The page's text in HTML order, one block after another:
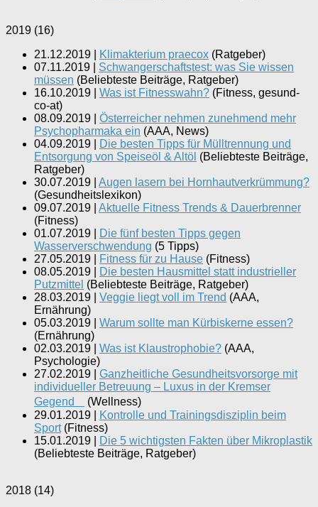
2019 (16)
21.12.2019
Klimakterium praecox (Ratgeber)
07.11.2019
Schwangerschaftstest: was Sie wissen
müssen (Beliebteste Beiträge, Ratgeber)
16.10.2019
Was ist Fitnesswahn? (Fitness, gesund-
co-at)
08.09.2019
Österreicher nehmen zunehmend mehr
Psychopharmaka ein (AAA, News)
04.09.2019
Die besten Tipps für Mülltrennung und
Entsorgung von Speiseöl & Altöl (Beliebteste Beiträge,
Ratgeber)
30.07.2019
Augen lasern bei Hornhautverkrümmung?
(Gesundheitslexikon)
09.07.2019
Aktuelle Fitness Trends & Dauerbrenner
(Fitness)
01.07.2019
Die fünf besten Tipps gegen
Wasserverschwendung (5 Tipps)
27.05.2019
Fitness für zu Hause (Fitness)
08.05.2019
Die besten Hausmittel statt industrieller
Putzmittel (Beliebteste Beiträge, Ratgeber)
28.03.2019
Veggie liegt voll im Trend (AAA,
Ernährung)
05.03.2019
Warum sollte man Kürbiskerne essen?
(Ernährung)
02.03.2019
Was ist Klaustrophobie? (AAA,
Psychologie)
27.02.2019
Ganzheitliche Gesundheitsvorsorge mit
individueller Betreuung – Luxus in der Kremser
Gegend
(Wellness)
29.01.2019
Kontrolle und Trainingsdisziplin beim
Sport (Fitness)
15.01.2019
Die 5 wichtigsten Fakten über Mikroplastik
(Beliebteste Beiträge, Ratgeber)
2018 (14)